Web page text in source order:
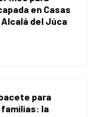
en Casas
del Júca
para
familias: la